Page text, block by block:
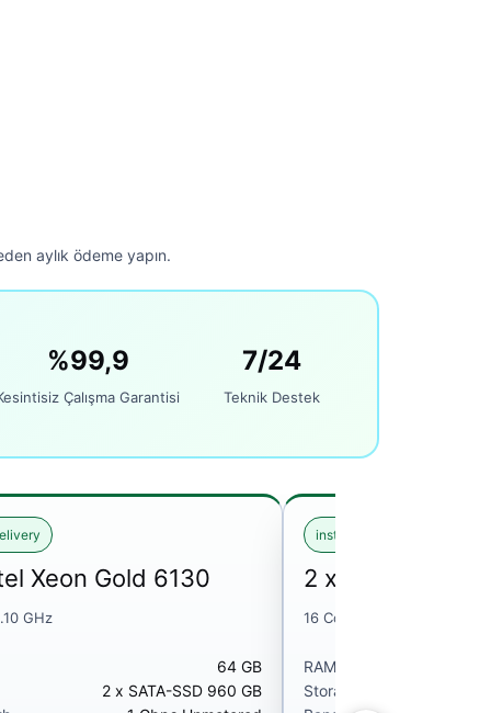
aylık ödeme yapın.
%99,9
Çalışma Garantisi
7/24
Teknik Destek
Xeon Gold 6130
GHz
64 GB
2 x SATA-SSD 960 GB
instant delivery
2 x Intel Xeon
16 Core 2.10 GHz
RAM
Storage